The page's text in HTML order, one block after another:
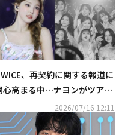
、再契約に関する報道に
心高まる中…ナヨンがツアー
を終え心境告白「また会おう
」
2026/07/16 12:11